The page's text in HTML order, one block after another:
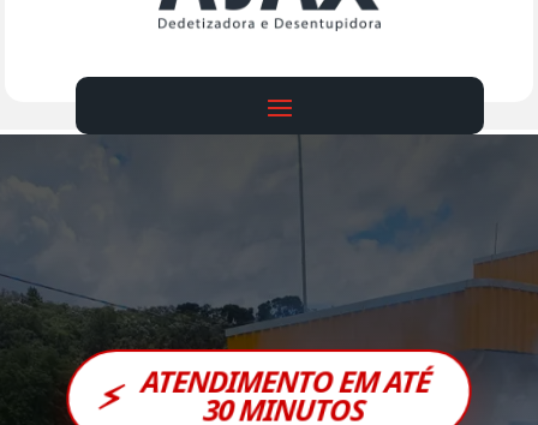
⚡ ATENDIMENTO EM ATÉ
30 MINUTOS